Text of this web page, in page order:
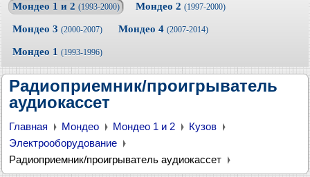
Мондео 1 и 2 (1993-2000) Мондео 2 (1997-2000)
Мондео 3 (2000-2007) Мондео 4 (2007-2014)
Мондео 1 (1993-1996)
Радиоприемник/проигрыватель
аудиокассет
Главная Мондео Мондео 1 и 2
Кузов
Электрооборудование
Радиоприемник/проигрыватель аудиокассет